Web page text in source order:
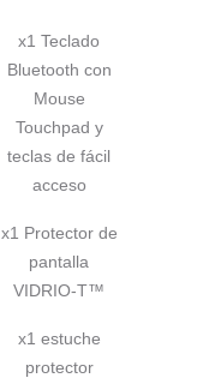
x1 Teclado
Bluetooth con
Mouse
Touchpad y
teclas de fácil
acceso
x1 Protector de
pantalla
VIDRIO-T™
x1 estuche
protector